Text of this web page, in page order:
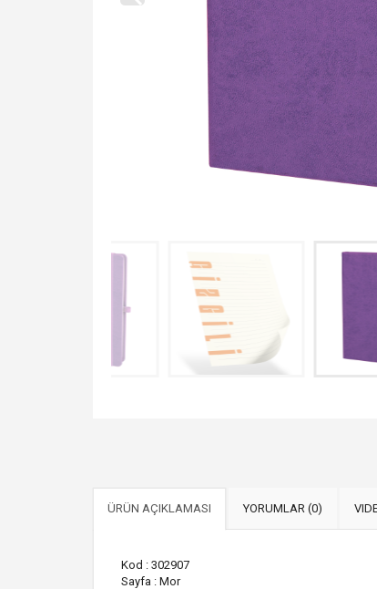
ÜRÜN AÇIKLAMASI YORUMLAR (0)
Kod : 302907
Sayfa : Mor